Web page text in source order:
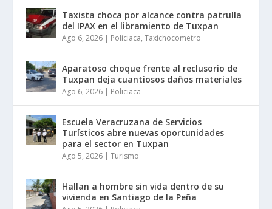
Taxista choca por alcance contra patrulla
del IPAX en el libramiento de Tuxpan
Ago 6, 2026 | Policiaca,Taxichocometro
Aparatoso choque frente al reclusorio de
Tuxpan deja cuantiosos daños materiales
Ago 6, 2026 | Policiaca
Escuela Veracruzana de Servicios
Turísticos abre nuevas oportunidades
para el sector en Tuxpan
Ago 5, 2026 |Turismo
Hallan a hombre sin vida dentro de su
vivienda en Santiago de la Peña